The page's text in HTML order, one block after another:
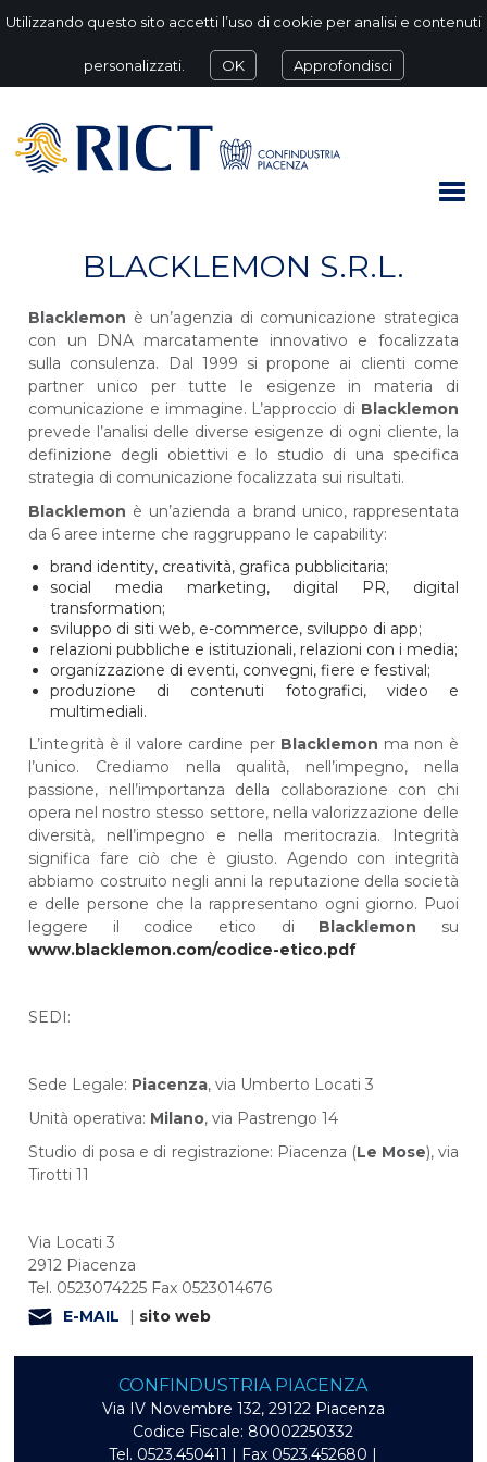
Utilizzando questo sito accetti l’uso di cookie per analisi e contenuti
personalizzati. OK Approfondisci
BLACKLEMON S.R.L.
Blacklemon è un’agenzia di comunicazione strategica
con un DNA marcatamente innovativo e focalizzata
sulla consulenza. Dal 1999 si propone ai clienti come
partner unico per tutte le esigenze in materia di
comunicazione e immagine. L’approccio di Blacklemon
prevede l’analisi delle diverse esigenze di ogni cliente, la
definizione degli obiettivi e lo studio di una specifica
strategia di comunicazione focalizzata sui risultati.
Blacklemon è un’azienda a brand unico, rappresentata
da 6 aree interne che raggruppano le capability:
brand identity, creatività, grafica pubblicitaria;
social media marketing, digital PR, digital
transformation;
sviluppo di siti web, e-commerce, sviluppo di app;
relazioni pubbliche e istituzionali, relazioni con i media;
organizzazione di eventi, convegni, fiere e festival;
produzione di contenuti fotografici, video e
multimediali.
L’integrità è il valore cardine per Blacklemon ma non è
l’unico. Crediamo nella qualità, nell’impegno, nella
passione, nell’importanza della collaborazione con chi
opera nel nostro stesso settore, nella valorizzazione delle
diversità, nell’impegno e nella meritocrazia. Integrità
significa fare ciò che è giusto. Agendo con integrità
abbiamo costruito negli anni la reputazione della società
e delle persone che la rappresentano ogni giorno. Puoi
leggere il codice etico di Blacklemon su
www.blacklemon.com/codice-etico.pdf
SEDI:
Sede Legale: Piacenza, via Umberto Locati 3
Unità operativa: Milano, via Pastrengo 14
Studio di posa e di registrazione: Piacenza (Le Mose), via
Tirotti 11
Via Locati 3
2912 Piacenza
Tel. 0523074225 Fax 0523014676
E-MAIL
| sito web
CONFINDUSTRIA PIACENZA
Via IV Novembre 132, 29122 Piacenza
Codice Fiscale: 80002250332
Tel. 0523.450411 | Fax 0523.452680 |